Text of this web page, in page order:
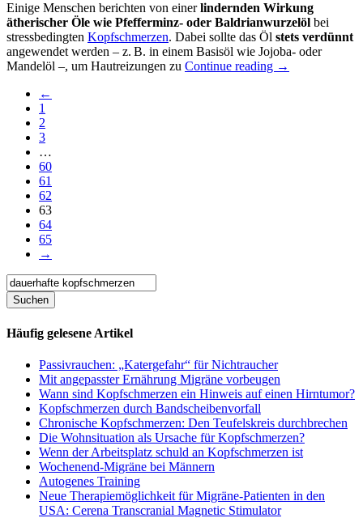
Einige Menschen berichten von einerlindernden Wirkung
ätherischer Öle wie Pfefferminz- oder Baldrianwurzelöl bei
stressbedingten Kopfschmerzen. Dabei sollte das Öl stets verdünnt
angewendet werden – z. B. in einem Basisöl wie Jojoba- oder
Mandelöl –, um Hautreizungen zu Continue reading →
←
1
2
3
…
60
61
62
63
64
65
→
Häufig gelesene Artikel
Passivrauchen: „Katergefahr“ für Nichtraucher
Mit angepasster Ernährung Migräne vorbeugen
Wann sind Kopfschmerzen ein Hinweis auf einen Hirntumor?
Kopfschmerzen durch Bandscheibenvorfall
Chronische Kopfschmerzen: Den Teufelskreis durchbrechen
Die Wohnsituation als Ursache für Kopfschmerzen?
Wenn der Arbeitsplatz schuld an Kopfschmerzen ist
Wochenend-Migräne bei Männern
Autogenes Training
Neue Therapiemöglichkeit für Migräne-Patienten in den
USA: Cerena Transcranial Magnetic Stimulator